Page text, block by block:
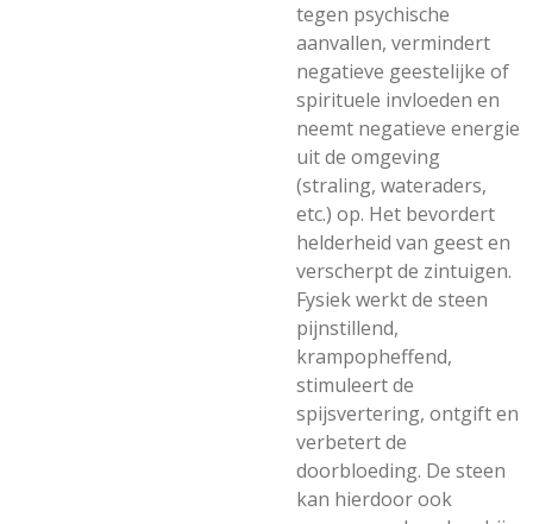
tegen psychische
aanvallen, vermindert
negatieve geestelijke of
spirituele invloeden en
neemt negatieve energie
uit de omgeving
(straling, wateraders,
etc.) op. Het bevordert
helderheid van geest en
verscherpt de zintuigen.
Fysiek werkt de steen
pijnstillend,
krampopheffend,
stimuleert de
spijsvertering, ontgift en
verbetert de
doorbloeding. De steen
kan hierdoor ook